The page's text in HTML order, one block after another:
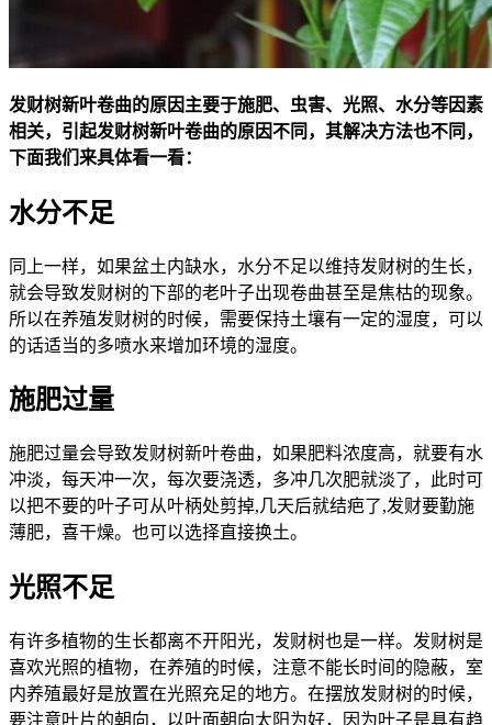
发财树新叶卷曲的原因主要于施肥、虫害、光照、水分等因素
相关，引起发财树新叶卷曲的原因不同，其解决方法也不同，
下面我们来具体看一看：
水分不足
同上一样，如果盆土内缺水，水分不足以维持发财树的生长，
就会导致发财树的下部的老叶子出现卷曲甚至是焦枯的现象。
所以在养殖发财树的时候，需要保持土壤有一定的湿度，可以
的话适当的多喷水来增加环境的湿度。
施肥过量
施肥过量会导致发财树新叶卷曲，如果肥料浓度高，就要有水
冲淡，每天冲一次，每次要浇透，多冲几次肥就淡了，此时可
以把不要的叶子可从叶柄处剪掉,几天后就结疤了,发财要勤施
薄肥，喜干燥。也可以选择直接换土。
光照不足
有许多植物的生长都离不开阳光，发财树也是一样。发财树是
喜欢光照的植物，在养殖的时候，注意不能长时间的隐蔽，室
内养殖最好是放置在光照充足的地方。在摆放发财树的时候，
要注意叶片的朝向，以叶面朝向太阳为好，因为叶子是具有趋